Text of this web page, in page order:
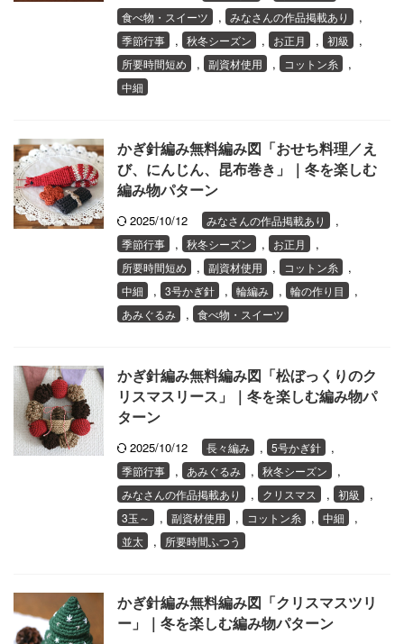
食べ物・スイーツ , みなさんの作品掲載あり ,
季節行事 , 秋冬シーズン , お正月 , 初級 ,
所要時間短め , 副資材使用 , コットン糸 ,
中細
かぎ針編み無料編み図「おせち料理／え
び、にんじん、昆布巻き」｜冬を楽しむ
編み物パターン
2025/10/12 みなさんの作品掲載あり ,
季節行事 , 秋冬シーズン , お正月 ,
所要時間短め , 副資材使用 , コットン糸 ,
中細 , 3号かぎ針 , 輪編み , 輪の作り目 ,
あみぐるみ , 食べ物・スイーツ
かぎ針編み無料編み図「松ぼっくりのク
リスマスリース」｜冬を楽しむ編み物パ
ターン
2025/10/12 長々編み , 5号かぎ針 ,
季節行事 , あみぐるみ , 秋冬シーズン ,
みなさんの作品掲載あり , クリスマス , 初級 ,
3玉～ , 副資材使用 , コットン糸 , 中細 ,
並太 , 所要時間ふつう
かぎ針編み無料編み図「クリスマスツリ
ー」｜冬を楽しむ編み物パターン